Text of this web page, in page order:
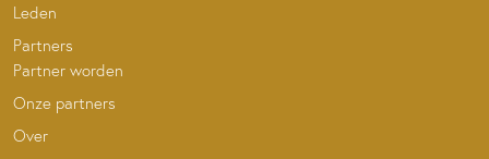
Leden
Partners
Partner worden
Onze partners
Over